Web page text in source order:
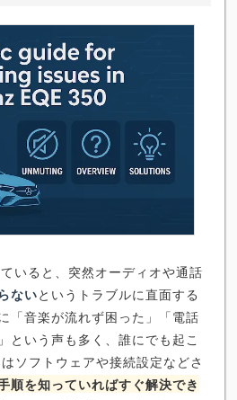
いると、突然オーディオや通話
ないというトラブルに直面する
「音楽が流れず困った」「電話
という声も多く、誰にでも起こ
ソフトウェアや接続設定などさ
順を知っていればすぐ解決でき